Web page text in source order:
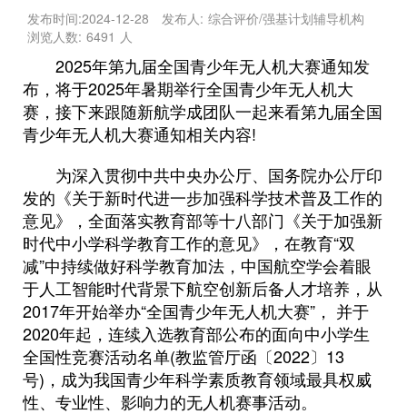
发布时间:2024-12-28 发布人: 综合评价/强基计划辅导机构
浏览人数: 6491 人
2025年第九届全国青少年无人机大赛通知发
布，将于2025年暑期举行全国青少年无人机大
赛，接下来跟随新航学成团队一起来看第九届全国
青少年无人机大赛通知相关内容!
为深入贯彻中共中央办公厅、国务院办公厅印
发的《关于新时代进一步加强科学技术普及工作的
意见》，全面落实教育部等十八部门《关于加强新
时代中小学科学教育工作的意见》，在教育“双
减”中持续做好科学教育加法，中国航空学会着眼
于人工智能时代背景下航空创新后备人才培养，从
2017年开始举办“全国青少年无人机大赛”， 并于
2020年起，连续入选教育部公布的面向中小学生
全国性竞赛活动名单(教监管厅函〔2022〕13
号)，成为我国青少年科学素质教育领域最具权威
性、专业性、影响力的无人机赛事活动。